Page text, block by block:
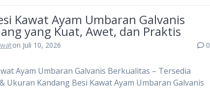
Kawat Ayam Umbaran Galvanis
yang Kuat, Awet, dan Praktis
on Juli 10, 2026 0
Ayam Umbaran Galvanis Berkualitas – Tersedia
Ukuran Kandang Besi Kawat Ayam Umbaran Galvanis